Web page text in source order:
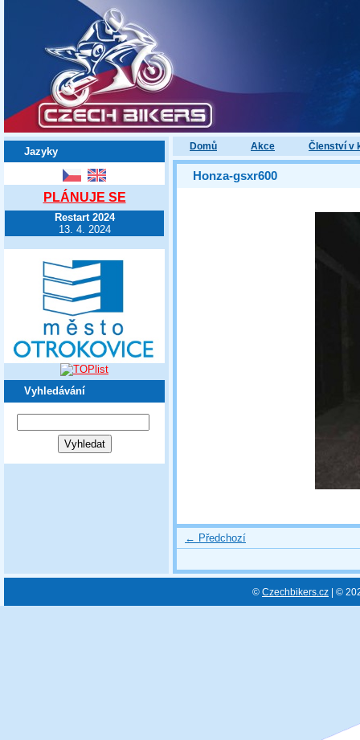
Domů Akce Členství v
Jazyky
PLÁNUJE SE
Restart 2024
13. 4. 2024
Vyhledávání
Honza-gsxr600
← Předchozí
© Czechbikers.cz | ©